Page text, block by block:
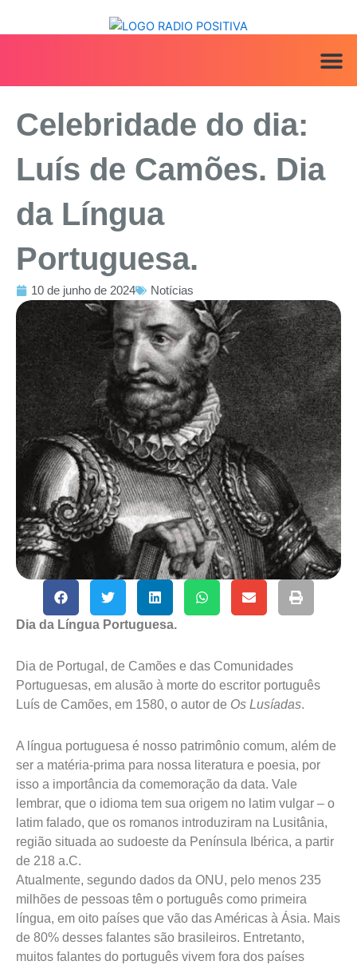
Celebridade do dia:
Luís de Camões. Dia
da Língua
Portuguesa.
10 de junho de 2024 Notícias
Dia da Língua Portuguesa.
Dia de Portugal, de Camões e das Comunidades
Portuguesas, em alusão à morte do escritor português
Luís de Camões, em 1580, o autor de Os Lusíadas.
A língua portuguesa é nosso patrimônio comum, além de
ser a matéria-prima para nossa literatura e poesia, por
isso a importância da comemoração da data. Vale
lembrar, que o idioma tem sua origem no latim vulgar – o
latim falado, que os romanos introduziram na Lusitânia,
região situada ao sudoeste da Península Ibérica, a partir
de 218 a.C.
Atualmente, segundo dados da ONU, pelo menos 235
milhões de pessoas têm o português como primeira
língua, em oito países que vão das Américas à Ásia. Mais
de 80% desses falantes são brasileiros. Entretanto,
muitos falantes do português vivem fora dos países